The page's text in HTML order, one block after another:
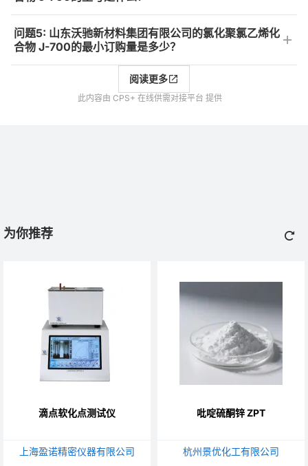
问题5: 山东沃驰新材料集团有限公司的氯化聚氯乙烯化
合物 J-700的最小订购量是多少？
阅读更多
此内容由 CPS+ 在线供需对接平台 提供
为你推荐
滴点软化点测试仪
上海盈诺精密仪器有限公司
吡啶硫酮锌 ZPT
杭州景优化工有限公司